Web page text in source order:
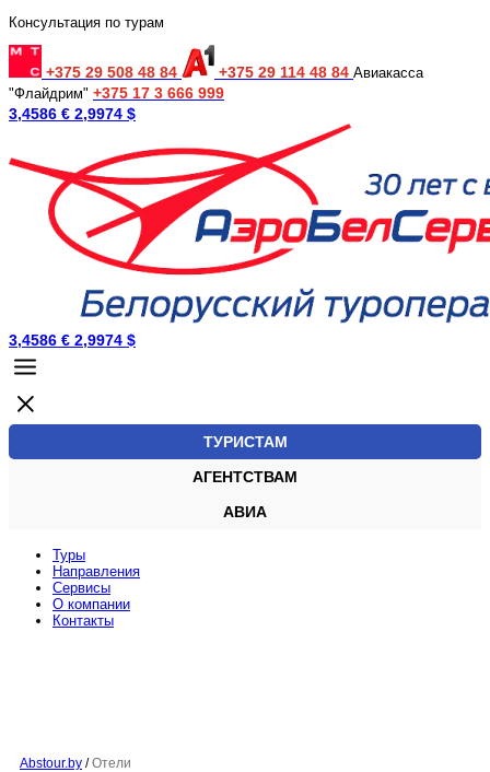
Консультация по турам
+375 29 508 48 84 +375 29 114 48 84 Авиакасса
"Флайдрим" +375 17 3 666 999
3,4586 € 2,9974 $
3,4586 € 2,9974 $
ТУРИСТАМ
АГЕНТСТВАМ
АВИА
Туры
Направления
Сервисы
O компании
Контакты
Abstour.by / Отели